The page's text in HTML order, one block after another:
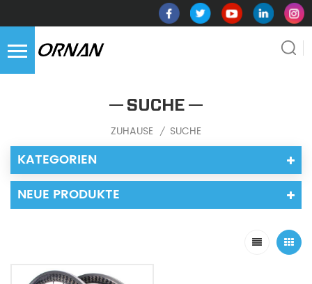
SUCHE
ZUHAUSE / SUCHE
KATEGORIEN
NEUE PRODUKTE